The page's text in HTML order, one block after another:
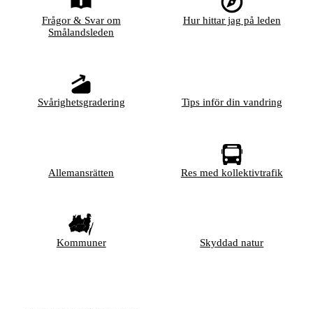
Frågor & Svar om
Smålandsleden
Hur hittar jag på leden
Svårighetsgradering Tips inför din vandring
Allemansrätten Res med kollektivtrafik
Kommuner Skyddad natur